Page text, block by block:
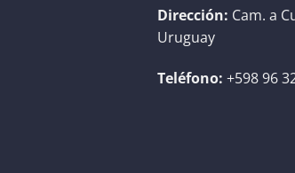
Dirección: Cam. a
Uruguay
Teléfono: +598 96